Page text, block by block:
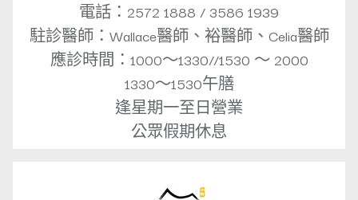
電話：2572 1888 / 3586 1939
駐診醫師：Wallace醫師、裕醫師、Celia醫師
應診時間：1000～1330//1530 ～ 2000
1330～1530午膳
逢星期一至日營業
公眾假期休息